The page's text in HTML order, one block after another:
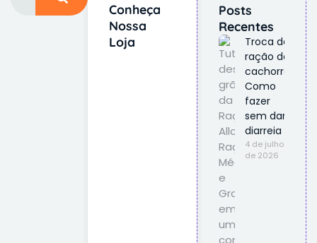
Conheça
Nossa
Loja
Posts
Recentes
Troca de
ração do
cachorro:
Como
fazer
sem dar
diarreia
4 de julho
de 2026